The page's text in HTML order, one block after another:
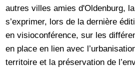
autres villes amies d'Oldenburg,
s’exprimer, lors de la dernière
en visioconférence, sur les
en place en lien avec
territoire et la préservation de